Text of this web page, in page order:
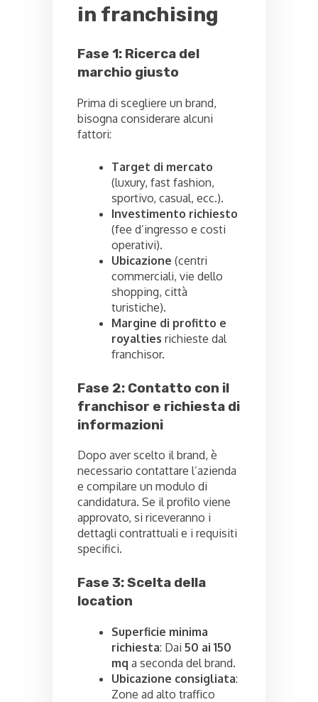
in franchising
Fase 1: Ricerca del
marchio giusto
Prima di scegliere un brand,
bisogna considerare alcuni
fattori:
Target di mercato
(luxury, fast fashion,
sportivo, casual, ecc.).
Investimento richiesto
(fee d’ingresso e costi
operativi).
Ubicazione (centri
commerciali, vie dello
shopping, città
turistiche).
Margine di profitto e
royalties richieste dal
franchisor.
Fase 2: Contatto con il
franchisor e richiesta di
informazioni
Dopo aver scelto il brand, è
necessario contattare l’azienda
e compilare un modulo di
candidatura. Se il profilo viene
approvato, si riceveranno i
dettagli contrattuali e i requisiti
specifici.
Fase 3: Scelta della
location
Superficie minima
richiesta: Dai 50 ai 150
mq a seconda del brand.
Ubicazione consigliata:
Zone ad alto traffico